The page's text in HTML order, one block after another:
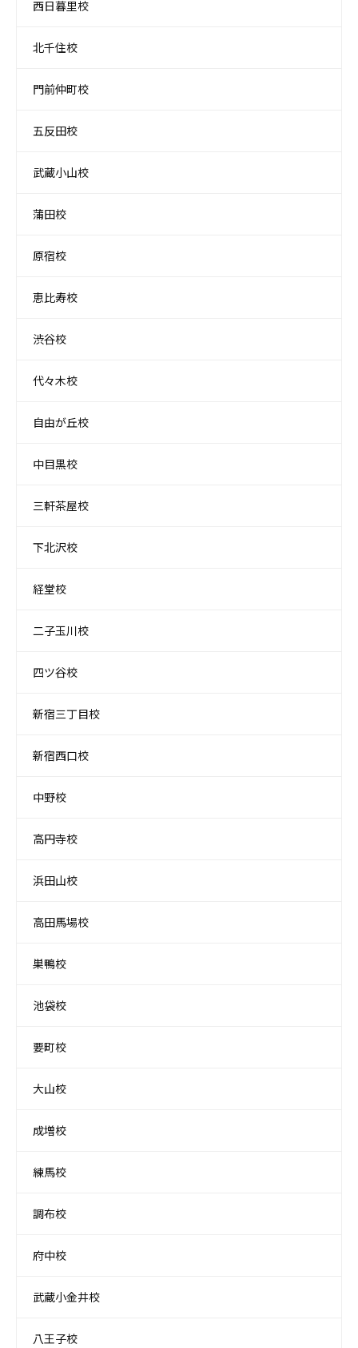
西日暮里校
北千住校
門前仲町校
五反田校
武蔵小山校
蒲田校
原宿校
恵比寿校
渋谷校
代々木校
自由が丘校
中目黒校
三軒茶屋校
下北沢校
経堂校
二子玉川校
四ツ谷校
新宿三丁目校
新宿西口校
中野校
高円寺校
浜田山校
高田馬場校
巣鴨校
池袋校
要町校
大山校
成増校
練馬校
調布校
府中校
武蔵小金井校
八王子校